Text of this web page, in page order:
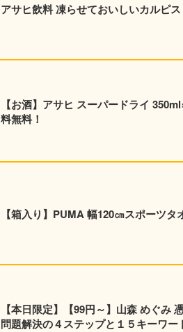
アサヒ飲料 凍らせておいしいカルピ
【お酒】アサヒ スーパードライ
料無料！
【箱入り】PUMA 幅120㎝スポーツ
【本日限定】【99円～】山森 めぐみ
問題解決の４ステップと１５キーワー